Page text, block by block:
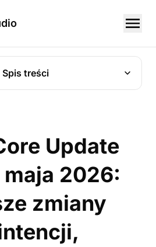
Spis treści
Update
2026:
zmiany